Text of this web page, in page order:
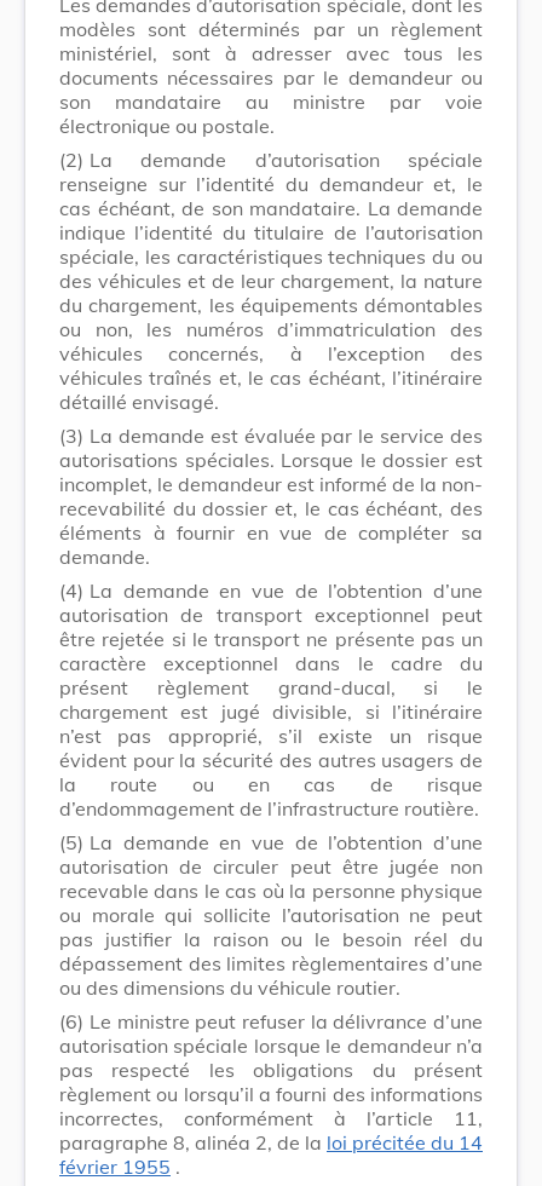
modèles sont déterminés par un règlement
ministériel, sont à adresser avec tous les
documents nécessaires par le demandeur ou
son mandataire au ministre par voie
électronique ou postale.
(2) La demande d’autorisation spéciale
renseigne sur l’identité du demandeur et, le
cas échéant, de son mandataire. La demande
indique l’identité du titulaire de l’autorisation
spéciale, les caractéristiques techniques du ou
des véhicules et de leur chargement, la nature
du chargement, les équipements démontables
ou non, les numéros d’immatriculation des
véhicules concernés, à l’exception des
véhicules traînés et, le cas échéant, l’itinéraire
détaillé envisagé.
(3) La demande est évaluée par le service des
autorisations spéciales. Lorsque le dossier est
incomplet, le demandeur est informé de la non-
recevabilité du dossier et, le cas échéant, des
éléments à fournir en vue de compléter sa
demande.
(4) La demande en vue de l’obtention d’une
autorisation de transport exceptionnel peut
être rejetée si le transport ne présente pas un
caractère exceptionnel dans le cadre du
présent règlement grand-ducal, si le
chargement est jugé divisible, si l’itinéraire
n’est pas approprié, s’il existe un risque
évident pour la sécurité des autres usagers de
la route ou en cas de risque
d’endommagement de l’infrastructure routière.
(5) La demande en vue de l’obtention d’une
autorisation de circuler peut être jugée non
recevable dans le cas où la personne physique
ou morale qui sollicite l’autorisationne peut
pas justifier la raison ou le besoin réel du
dépassement des limites règlementaires d’une
ou des dimensions du véhicule routier.
(6) Le ministre peut refuser la délivrance d’une
autorisation spéciale lorsque le demandeur n’a
pas respecté les obligations du présent
règlement ou lorsqu’il a fourni des informations
incorrectes, conformément à l’article 11,
paragraphe 8, alinéa 2, de la loi précitée du 14
février 1955 .